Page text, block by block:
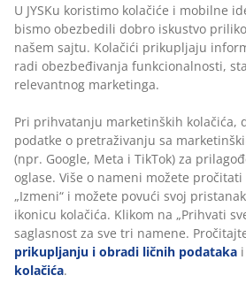
Tehnički podaci
Recenzije
(4)
Dostava
U JYSKu koristimo kolačiće i mobilne
bismo obezbedili dobro iskustvo
našem sajtu. Kolačići prikupljaju
radi obezbeđivanja funkcionalnosti,
relevantnog marketinga.
Pri prihvatanju marketinških kolačića,
podatke o pretraživanju sa
(npr. Google, Meta i TikTok) za
oglase. Više o nameni možete pročitati
„Izmeni“ i možete povući svoj
ikonicu kolačića. Klikom na „Prihvati
saglasnost za sve tri namene.
prikupljanju i obradi ličnih podataka
kolačića.